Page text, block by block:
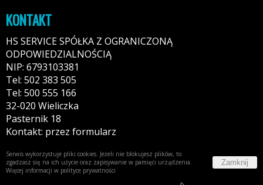
KONTAKT
HS SERVICE SPÓŁKA Z OGRANICZONĄ
ODPOWIEDZIALNOŚCIĄ
NIP: 6793103381
Tel: 502 383 505
Tel: 500 555 166
32-020 Wieliczka
Pasternik 18
Kontakt: przez formularz
Serwis wykorzystuje pliki cookies. Jeżeli nie blokujesz plików, to
zgadzasz się na ich użycie oraz zapisywanie w pamięci urządzenia.
Więcej informacji w polityce prywatności
Zamknij